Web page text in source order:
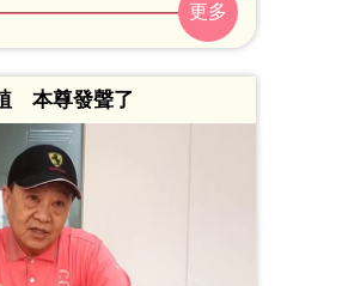
別待遇，經紀人已了解
本尊發聲了